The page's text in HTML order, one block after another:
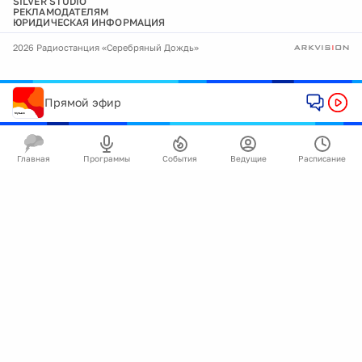
РЕКЛАМОДАТЕЛЯМ
ЮРИДИЧЕСКАЯ ИНФОРМАЦИЯ
2026 Радиостанция «Серебряный Дождь»
Прямой эфир
Главная Программы События Ведущие Расписание